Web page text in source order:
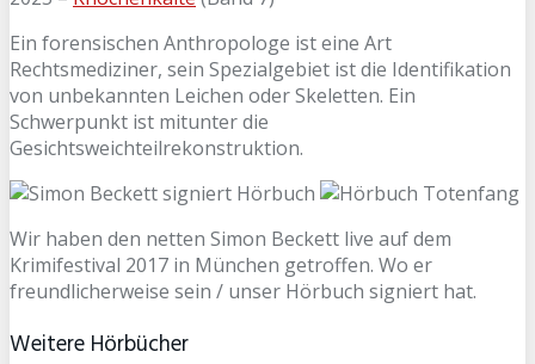
Ein forensischen Anthropologe ist eine Art
Rechtsmediziner, sein Spezialgebiet ist die Identifikation
von unbekannten Leichen oder Skeletten. Ein
Schwerpunkt ist mitunter die
Gesichtsweichteilrekonstruktion.
Wir haben den netten Simon Beckett live auf dem
Krimifestival 2017 in München getroffen. Wo er
freundlicherweise sein / unser Hörbuch signiert hat.
Weitere Hörbücher